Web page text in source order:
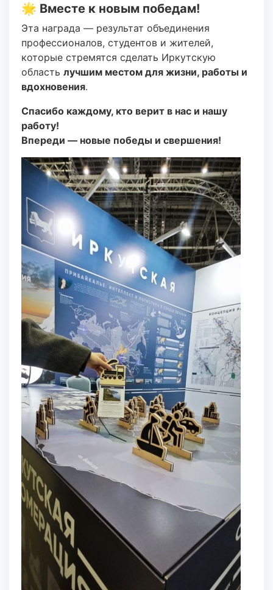
🌟 Вместе к новым победам!
Эта награда — результат объединения
профессионалов, студентов и жителей,
которые стремятся сделать Иркутскую
область лучшим местом для жизни, работы и
вдохновения.
Спасибо каждому, кто верит в нас и нашу
работу!
Впереди — новые победы и свершения!